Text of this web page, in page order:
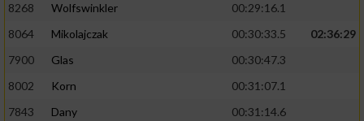
8268
Wolfswinkler
00:29:16.1
8064
Mikolajczak 00:30:33.5
02:36:29
7900
Glas
00:30:47.3
8002
Korn
00:31:07.1
7843
Dany
00:31:14.6